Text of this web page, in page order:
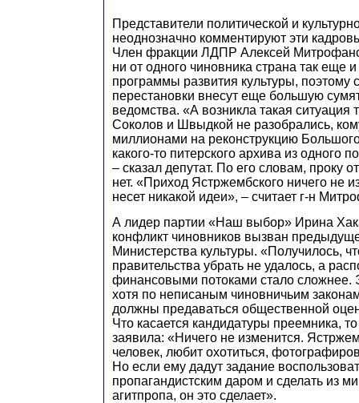
Представители политической и
неоднозначно комментируют эти
Член фракции ЛДПР Алексей
ни от одного чиновника страна так еще
программы развития культуры, поэтому
перестановки внесут еще большую
ведомства. «А возникла такая ситуация
Соколов и Швыдкой не разобрались,
миллионами на реконструкцию
какого-то питерского архива из одного
– сказал депутат. По его словам, проку
нет. «Приход Ястржембского ничего не
несет никакой идеи», – считает г-н
А лидер партии «Наш выбор» Ирина
конфликт чиновников вызван
Министерства культуры. «Получилось,
правительства убрать не удалось, а
финансовыми потоками стало сложнее.
хотя по неписаным чиновничьим
должны предаваться общественной
Что касается кандидатуры преемника,
заявила: «Ничего не изменится.
человек, любит охотиться,
Но если ему дадут задание
пропагандистским даром и сделать из
агитпропа, он это сделает».